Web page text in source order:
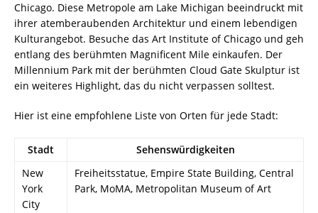
Chicago. Diese Metropole am Lake Michigan beeindruckt mit
ihrer atemberaubenden Architektur und einem lebendigen
Kulturangebot. Besuche das Art Institute of Chicago und geh
entlang des berühmten Magnificent Mile einkaufen. Der
Millennium Park mit der berühmten Cloud Gate Skulptur ist
ein weiteres Highlight, das du nicht verpassen solltest.
Hier ist eine empfohlene Liste von Orten für jede Stadt:
Stadt
Sehenswürdigkeiten
New
York
City
Freiheitsstatue, Empire State Building, Central
Park, MoMA, Metropolitan Museum of Art